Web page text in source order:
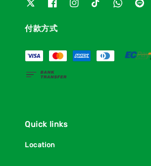
付款方式
Quick links
Location